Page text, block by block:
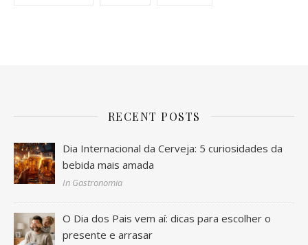
RECENT POSTS
Dia Internacional da Cerveja: 5 curiosidades da
bebida mais amada
In Gastronomia
O Dia dos Pais vem aí: dicas para escolher o
presente e arrasar